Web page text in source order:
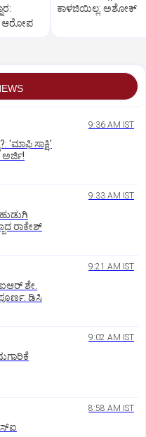
ಕಾಳಜಿಯಿಲ್ಲ: ಅಶೋಕ್
9:36 AM IST
'ಮಾಫಿ ಸಾಕ್ಷಿ'
9:33 AM IST
ರಾಕೇಶ್
9:21 AM IST
ಶೇ.
ಡಿಸಿ
9:02 AM IST
8:58 AM IST